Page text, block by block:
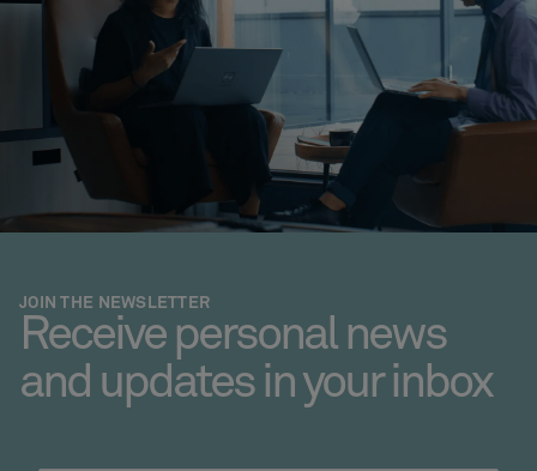
JOIN THE NEWSLETTER
Receive personal news
and updates in your inbox